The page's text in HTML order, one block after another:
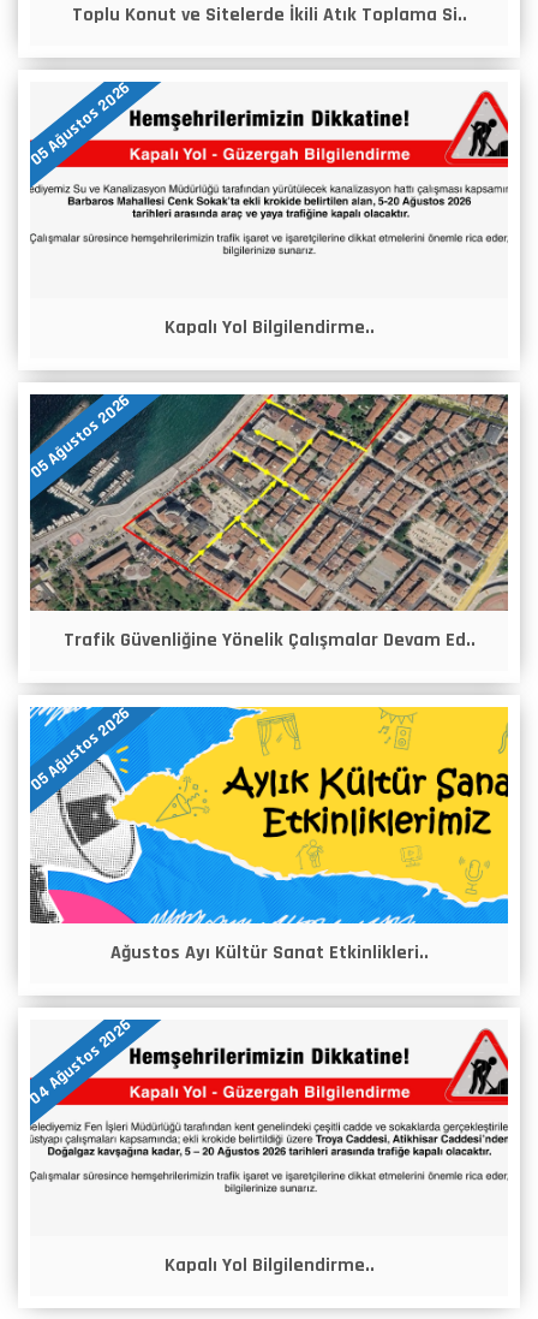
Toplu Konut ve Sitelerde İkili Atık Toplama Si..
05 Ağustos 2026
Kapalı Yol Bilgilendirme..
05 Ağustos 2026
Trafik Güvenliğine Yönelik Çalışmalar Devam Ed..
05 Ağustos 2026
Ağustos Ayı Kültür Sanat Etkinlikleri..
04 Ağustos 2026
Kapalı Yol Bilgilendirme..